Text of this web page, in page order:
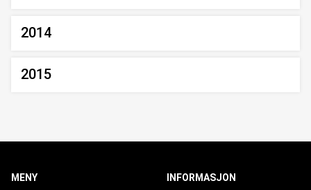
2014
2015
MENY INFORMASJON